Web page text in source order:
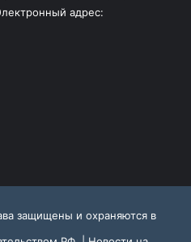
адрес:
защищены и охраняются в